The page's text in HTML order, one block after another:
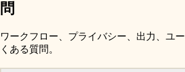
問
ワークフロー、プライバシー、出力、ユ
くある質問。